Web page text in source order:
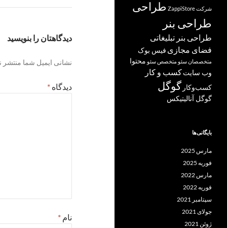
دیدگاهتان را بنویسید
نشانی ایمیل شما منتشر
دیدگاه *
نام *
شرکت ZappiStore
طراحی
طراحی بنر
طراحی بنر تبلیغاتی
فضای مجازی فیس بوک
متخصصان سئو متخصص سئو محتوا
وب سایتکسب و کار
کسب‌وکار گوگل
گوگل آنالیتیکس
بایگانی‌ها
مارس 2025
فوریه 2025
مارس 2022
فوریه 2022
سپتامبر 2021
جولای 2021
ژوئن 2021